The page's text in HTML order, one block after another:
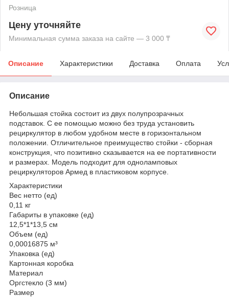
Розница
Цену уточняйте
Минимальная сумма заказа на сайте — 3 000 ₸
Описание Характеристики Доставка Оплата
Описание
Небольшая стойка состоит из двух полупрозрачных
подставок. С ее помощью можно без труда установить
рециркулятор в любом удобном месте в горизонтальном
положении. Отличительное преимущество стойки - сборная
конструкция, что позитивно сказывается на ее портативности
и размерах. Модель подходит для одноламповых
рециркуляторов Армед в пластиковом корпусе.
Характеристики
Вес нетто (ед)
0,11 кг
Габариты в упаковке (ед)
12,5*1*13,5 см
Объем (ед)
0,00016875 м³
Упаковка (ед)
Картонная коробка
Материал
Оргстекло (3 мм)
Размер